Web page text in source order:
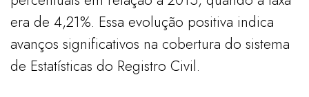
era de 4,21%. Essa evolução positiva indica
avanços significativos na cobertura do sistema
de Estatísticas do Registro Civil.